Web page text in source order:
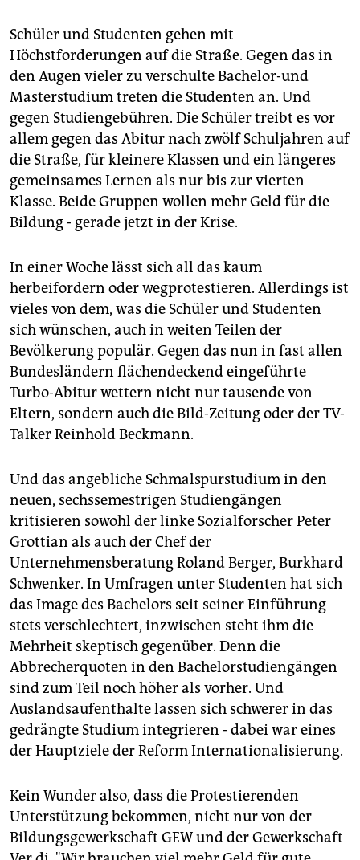
Schüler und Studenten gehen mit
Höchstforderungen auf die Straße. Gegen das in
den Augen vieler zu verschulte Bachelor-und
Masterstudium treten die Studenten an. Und
gegen Studiengebühren. Die Schüler treibt es vor
allem gegen das Abitur nach zwölf Schuljahren auf
die Straße, für kleinere Klassen und ein längeres
gemeinsames Lernen als nur bis zur vierten
Klasse. Beide Gruppen wollen mehr Geld für die
Bildung - gerade jetzt in der Krise.
In einer Woche lässt sich all das kaum
herbeifordern oder wegprotestieren. Allerdings ist
vieles von dem, was die Schüler und Studenten
sich wünschen, auch in weiten Teilen der
Bevölkerung populär. Gegen das nun in fast allen
Bundesländern flächendeckend eingeführte
Turbo-Abitur wettern nicht nur tausende von
Eltern, sondern auch die Bild-Zeitung oder der TV-
Talker Reinhold Beckmann.
Und das angebliche Schmalspurstudium in den
neuen, sechssemestrigen Studiengängen
kritisieren sowohl der linke Sozialforscher Peter
Grottian als auch der Chef der
Unternehmensberatung Roland Berger, Burkhard
Schwenker. In Umfragen unter Studenten hat sich
das Image des Bachelors seit seiner Einführung
stets verschlechtert, inzwischen steht ihm die
Mehrheit skeptisch gegenüber. Denn die
Abbrecherquoten in den Bachelorstudiengängen
sind zum Teil noch höher als vorher. Und
Auslandsaufenthalte lassen sich schwerer in das
gedrängte Studium integrieren - dabei war eines
der Hauptziele der Reform Internationalisierung.
Kein Wunder also, dass die Protestierenden
Unterstützung bekommen, nicht nur von der
Bildungsgewerkschaft GEW und der Gewerkschaft